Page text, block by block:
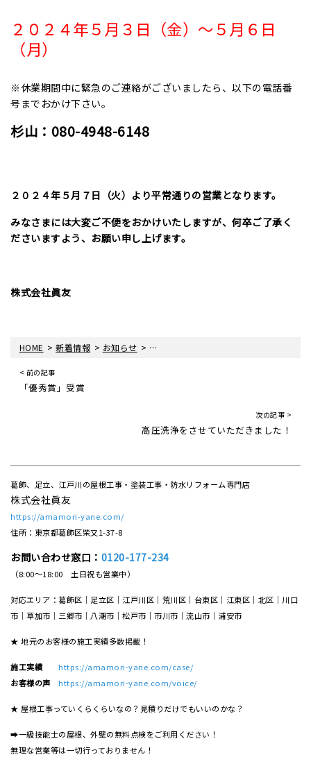
２０２４年５月３日（金）～５月６日
（月）
※休業期間中に緊急のご連絡がございましたら、以下の電話番
号までおかけ下さい。
杉山：080-4948-6148
２０２４年５月７日（火）より平常通りの営業となります。
みなさまには大変ご不便をおかけいたしますが、何卒ご了承く
ださいますよう、お願い申し上げます。
株式会社眞友
HOME >新着情報 > お知らせ > ゴールデンウィーク休業日のお知らせ
< 前の記事
「優秀賞」受賞
次の記事 >
高圧洗浄をさせていただきました！
葛飾、足立、江戸川の屋根工事・塗装工事・防水リフォーム専門店
株式会社眞友
https://amamori-yane.com/
住所：東京都葛飾区柴又1-37-8
お問い合わせ窓口： 0120-177-234
（8:00～18:00 土日祝も営業中）
対応エリア：葛飾区｜足立区｜江戸川区｜荒川区｜台東区｜江東区｜北区｜川口
市｜草加市｜三郷市｜八潮市｜松⼾市｜市川市｜流⼭市｜浦安市
★ 地元のお客様の施工実績多数掲載！
施工実績
https://amamori-yane.com/case/
お客様の声
https://amamori-yane.com/voice/
★ 屋根工事っていくらくらいなの？見積りだけでもいいのかな？
➡一級技能士の屋根、外壁の無料点検をご利用ください！
無理な営業等は一切行っておりません！